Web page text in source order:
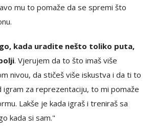
mu to pomaže da se spremi što
kada uradite nešto toliko puta,
. Vjerujem da to što imaš više
nivou, da stičeš više iskustva i da ti to
igram za reprezentaciju, to mi pomaže
Lakše je kada igraš i treniraš sa
kada si sam."